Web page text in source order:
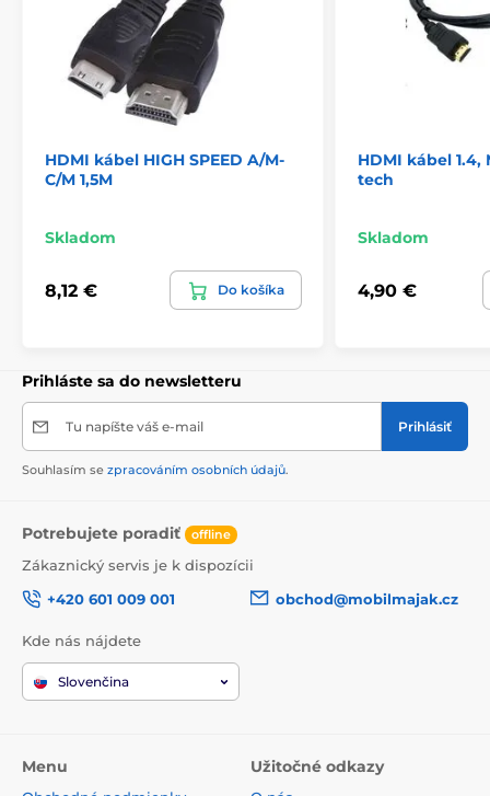
HDMI kábel HIGH SPEED A/M-
C/M 1,5M
Skladom
8,12 € Do košíka
HDMI kábel 1.4,
tech
Skladom
4,90 €
Prihláste sa do newsletteru
Tu napíšte váš e-mail Prihlásiť
Souhlasím se zpracováním osobních údajů.
Potrebujete poradiť offline
Zákaznický servis je k dispozícii
+420 601 009 001
obchod@mobilmajak.cz
Kde nás nájdete
Slovenčina
Menu Užitočné odkazy